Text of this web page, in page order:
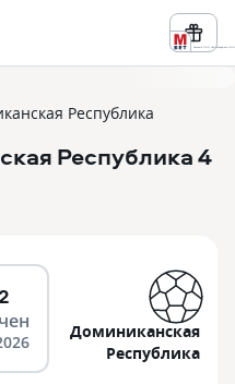
Реклама ООО «БК «Марафон» ИНН
Республика
Республика4
Доминиканская
Республика